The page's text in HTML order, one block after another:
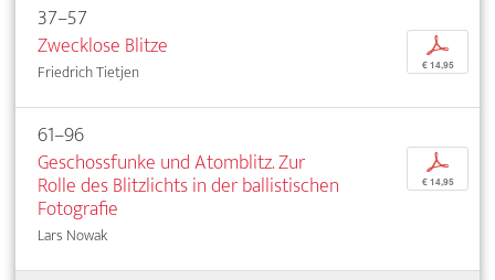
37–57
Zwecklose Blitze
Friedrich Tietjen
p
€ 14,95
61–96
Geschossfunke und Atomblitz. Zur
Rolle des Blitzlichts in der ballistischen
Fotografie
Lars Nowak
p
€ 14,95